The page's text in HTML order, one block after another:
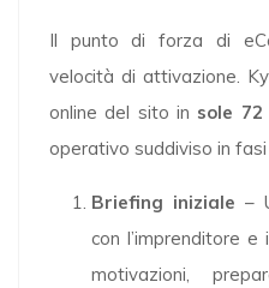
Il punto di forza di
velocità di attivazione.
online del sito in sole 72
operativo suddiviso in
Briefing iniziale –
con l’imprenditore
motivazioni,